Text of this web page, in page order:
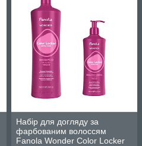
Набір для догляду за
фарбованим волоссям
Fanola Wonder Color Locker